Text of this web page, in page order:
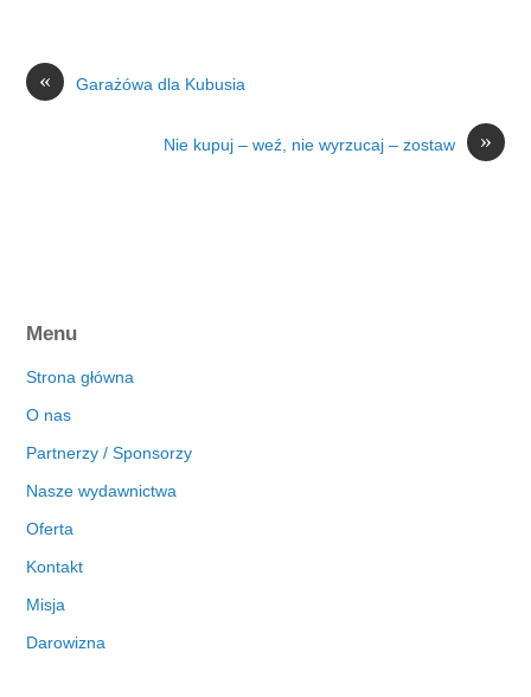
« Garażówa dla Kubusia
»
Nie kupuj – weź, nie wyrzucaj – zostaw
Menu
Strona główna
O nas
Partnerzy / Sponsorzy
Nasze wydawnictwa
Oferta
Kontakt
Misja
Darowizna